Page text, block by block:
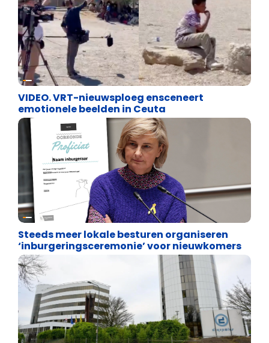
Cultuuroorlog
VIDEO. VRT-nieuwsploeg ensceneert
emotionele beelden in Ceuta
Binnenland politiek
Steeds meer lokale besturen organiseren
‘inburgeringsceremonie’ voor nieuwkomers